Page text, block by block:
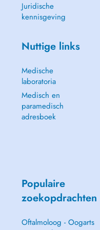
Juridische
kennisgeving
Nuttige links
Medische
laboratoria
Medisch en
paramedisch
adresboek
Populaire
zoekopdrachten
Oftalmoloog - Oogarts